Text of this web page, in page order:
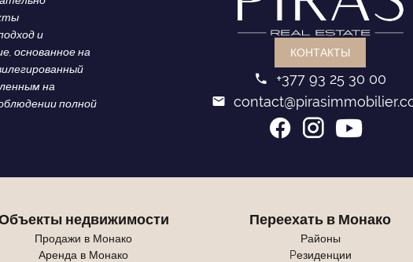
и
основанное на
на
полной
КОНТАКТЫ
+377 93 25 30 00
недвижимости
Продажи в Монако
Аренда в Монако
Переехать в Монако
Районы
Pезиденции